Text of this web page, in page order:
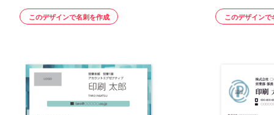
このデザインで名刺を作成 このデザインで